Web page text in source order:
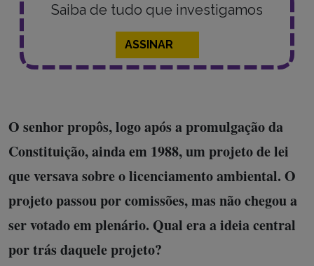
Saiba de tudo que investigamos
ASSINAR
O senhor propôs, logo após a promulgação da
Constituição, ainda em 1988, um projeto de lei
que versava sobre o licenciamento ambiental. O
projeto passou por comissões, mas não chegou a
ser votado em plenário. Qual era a ideia central
por trás daquele projeto?